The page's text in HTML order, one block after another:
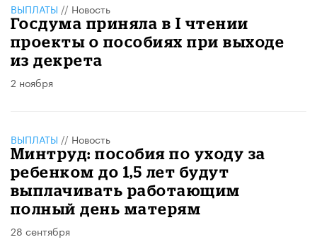
ВЫПЛАТЫ // Новость
Госдума приняла в I чтении
проекты о пособиях при выходе
из декрета
2 ноября
ВЫПЛАТЫ // Новость
Минтруд: пособия по уходу за
ребенком до 1,5 лет будут
выплачивать работающим
полный день матерям
28 сентября